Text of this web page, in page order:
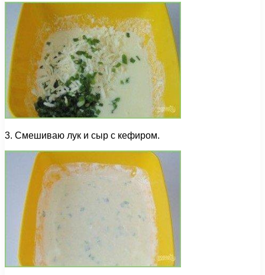
3. Смешиваю лук и сыр с кефиром.